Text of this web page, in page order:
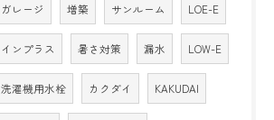
ガレージ 増築 サンルーム LOE-E
インプラス 暑さ対策 漏水 LOW-E
洗濯機用水栓 カクダイ KAKUDAI